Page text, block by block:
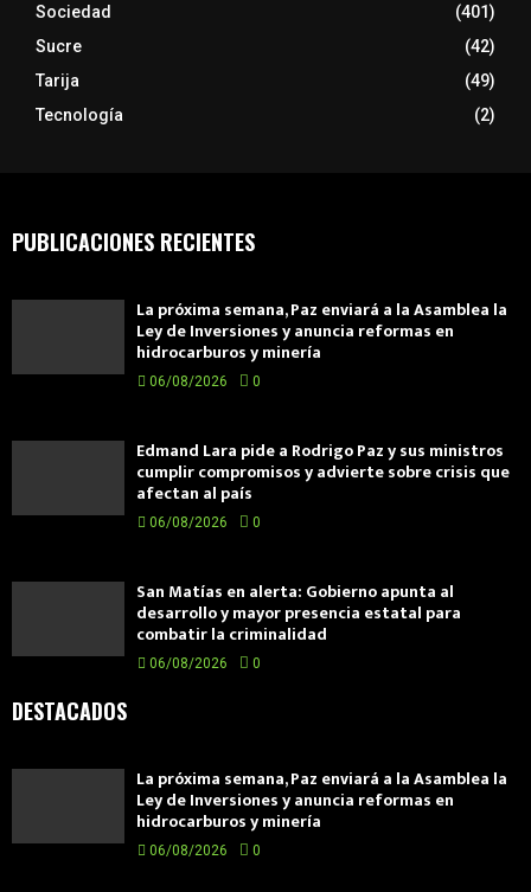
Sociedad
(401)
Sucre
(42)
Tarija
(49)
Tecnología
(2)
PUBLICACIONES RECIENTES
La próxima semana, Paz enviará a la Asamblea la
Ley de Inversiones y anuncia reformas en
hidrocarburos y minería
06/08/2026 0
Edmand Lara pide a Rodrigo Paz y sus ministros
cumplir compromisos y advierte sobre crisis que
afectan al país
06/08/2026 0
San Matías en alerta: Gobierno apunta al
desarrollo y mayor presencia estatal para
combatir la criminalidad
06/08/2026 0
DESTACADOS
La próxima semana, Paz enviará a la Asamblea la
Ley de Inversiones y anuncia reformas en
hidrocarburos y minería
06/08/2026 0